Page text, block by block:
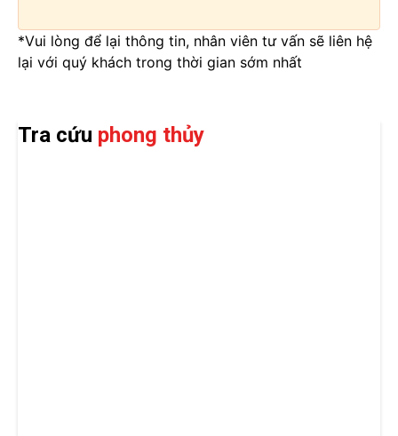
*Vui lòng để lại thông tin, nhân viên tư vấn sẽ liên hệ
lại với quý khách trong thời gian sớm nhất
Tra cứu phong thủy